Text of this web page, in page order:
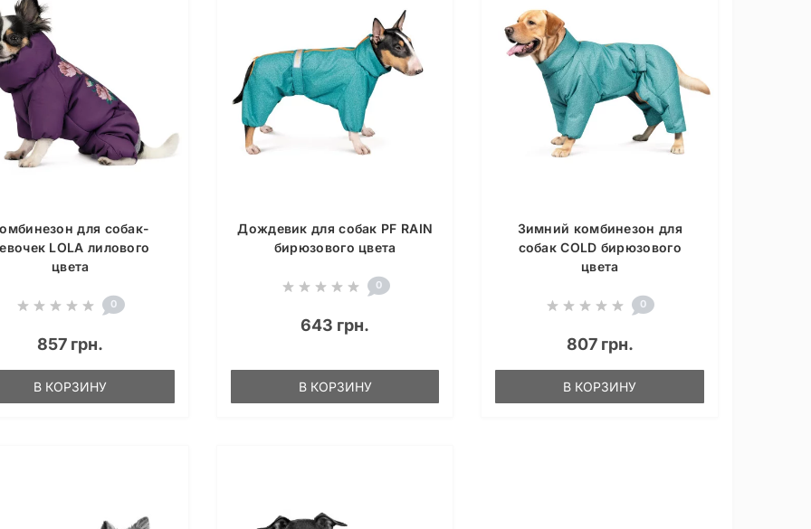
для собак-
LOLA лилового
цвета
0
857 грн.
В КОРЗИНУ
Дождевик для собак PF RAIN
бирюзового цвета
0
643 грн.
В КОРЗИНУ
Зимний комбинезон для
собак COLD бирюзового
цвета
0
807 грн.
В КОРЗИНУ